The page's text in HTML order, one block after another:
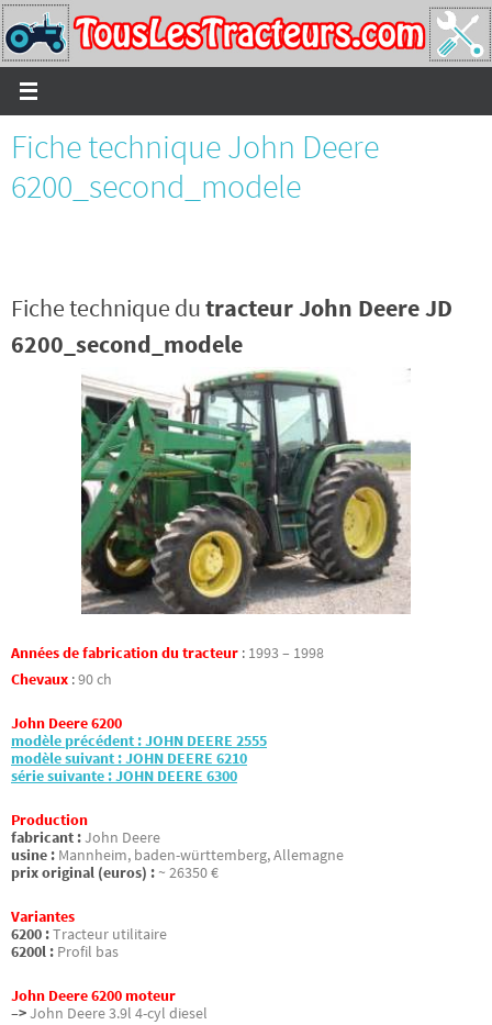
Passer
vers
le
contenu
Fiche technique John Deere
6200_second_modele
Fiche technique dutracteur John Deere JD
6200_second_modele
Années de fabrication du tracteur : 1993 – 1998
Chevaux :90 ch
John Deere 6200
modèle précédent : JOHN DEERE 2555
modèle suivant : JOHN DEERE 6210
série suivante : JOHN DEERE 6300
Production
fabricant :John Deere
usine : Mannheim, baden-württemberg, Allemagne
prix original (euros) : ~ 26350 €
Variantes
6200 :Tracteur utilitaire
6200l : Profil bas
John Deere 6200 moteur
–>John Deere 3.9l 4-cyl diesel